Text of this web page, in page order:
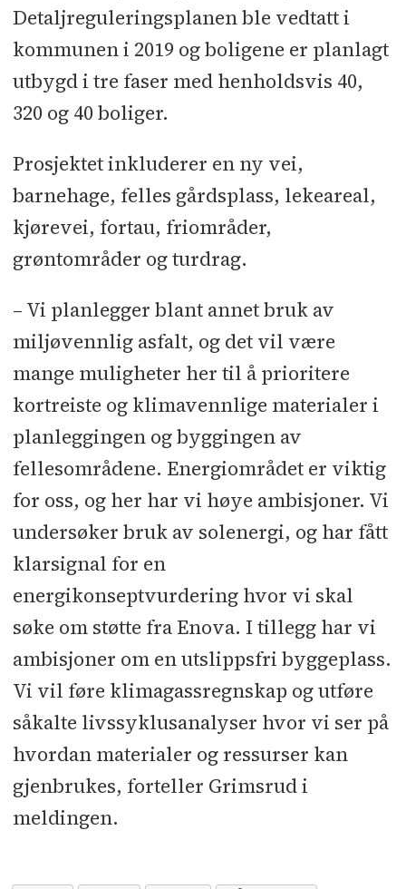
Detaljreguleringsplanen ble vedtatt i
kommunen i 2019 og boligene er planlagt
utbygd i tre faser med henholdsvis 40,
320 og 40 boliger.
Prosjektet inkluderer en ny vei,
barnehage, felles gårdsplass, lekeareal,
kjørevei, fortau, friområder,
grøntområder og turdrag.
– Vi planlegger blant annet bruk av
miljøvennlig asfalt, og det vil være
mange muligheter her til å prioritere
kortreiste og klimavennlige materialer i
planleggingen og byggingen av
fellesområdene. Energiområdet er viktig
for oss, og her har vi høye ambisjoner. Vi
undersøker bruk av solenergi, og har fått
klarsignal for en
energikonseptvurdering hvor vi skal
søke om støtte fra Enova. I tillegg har vi
ambisjoner om en utslippsfri byggeplass.
Vi vil føre klimagassregnskap og utføre
såkalte livssyklusanalyser hvor vi ser på
hvordan materialer og ressurser kan
gjenbrukes, forteller Grimsrud i
meldingen.